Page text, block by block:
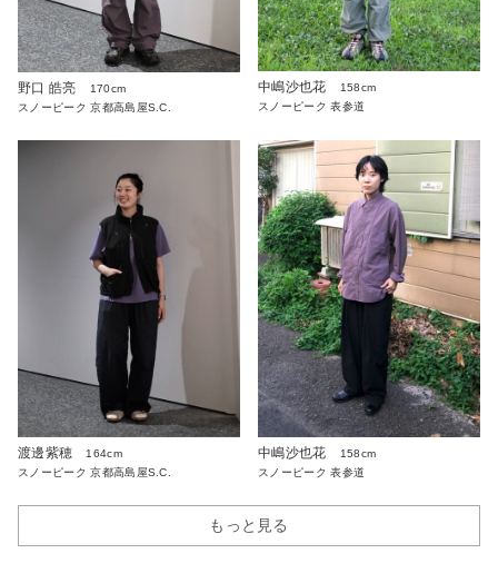
野口 皓亮
170cm
スノーピーク 京都高島屋S.C.
中嶋沙也花
158cm
スノーピーク 表参道
渡邊紫穂
164cm
スノーピーク 京都高島屋S.C.
中嶋沙也花
158cm
スノーピーク 表参道
もっと見る